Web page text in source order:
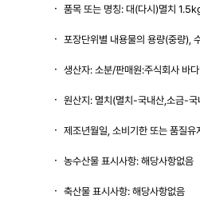
품목 또는 명칭: 대(다시)멸치
포장단위별 내용물의 용량(중량),
생산자: 소분/판매원:주식회사 바
원산지: 멸치(멸치-국내산,소금-국
제조년월일, 소비기한 또는 품질
농수산물 표시사항: 해당사항없음
축산물 표시사항: 해당사항없음